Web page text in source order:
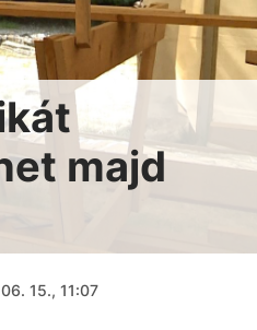
majd
15., 11:07